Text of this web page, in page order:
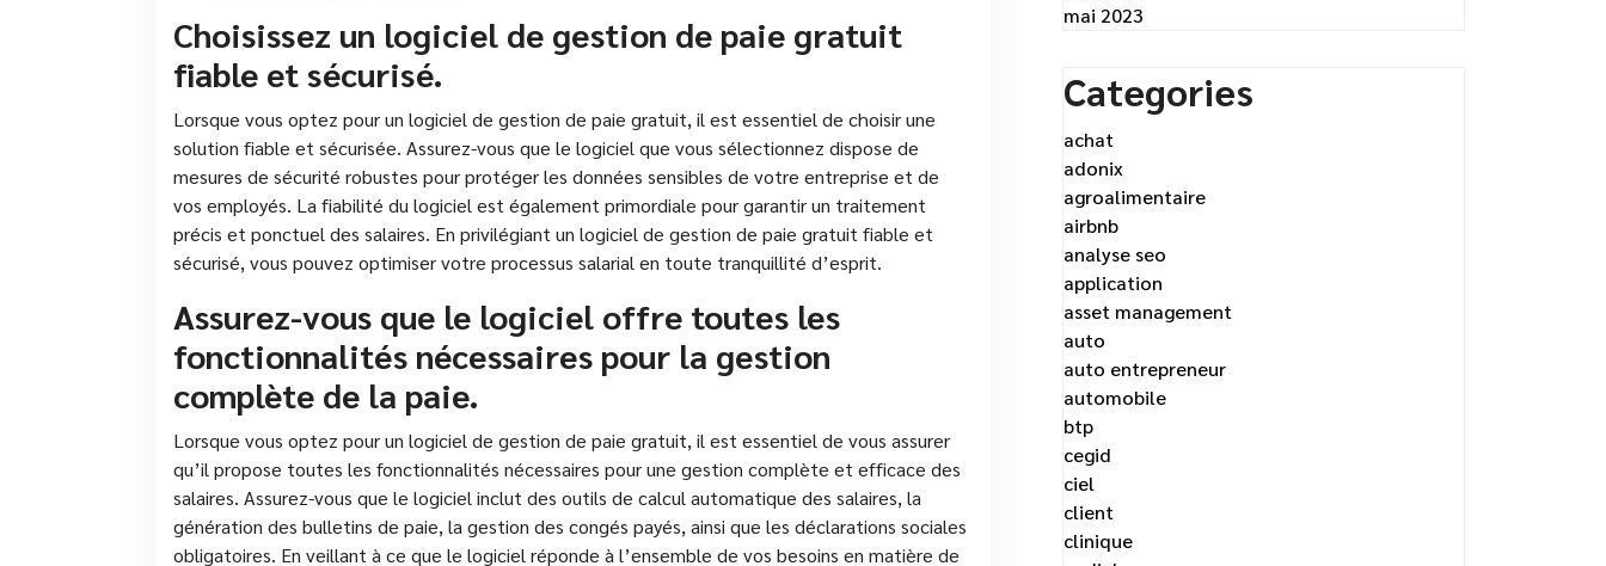
Choisissez un logiciel de gestion de paie gratuit
fiable et sécurisé.
Lorsque vous optez pour un logiciel de gestion de paie gratuit, il est essentiel de choisir une
solution fiable et sécurisée. Assurez-vous que le logiciel que vous sélectionnez dispose de
mesures de sécurité robustes pour protéger les données sensibles de votre entreprise et de
vos employés. La fiabilité du logiciel est également primordiale pour garantir un traitement
précis et ponctuel des salaires. En privilégiant un logiciel de gestion de paie gratuit fiable et
sécurisé, vous pouvez optimiser votre processus salarial en toute tranquillité d’esprit.
Assurez-vous que le logiciel offre toutes les
fonctionnalités nécessaires pour la gestion
complète de la paie.
Lorsque vous optez pour un logiciel de gestion de paie gratuit, il est essentiel de vous assurer
qu’il propose toutes les fonctionnalités nécessaires pour une gestion complète et efficace des
salaires. Assurez-vous que le logiciel inclut des outils de calcul automatique des salaires, la
génération des bulletins de paie, la gestion des congés payés, ainsi que les déclarations sociales
obligatoires. En veillant à ce que le logiciel réponde à l’ensemble de vos besoins en matière de
mai 2023
Categories
achat
adonix
agroalimentaire
airbnb
analyse seo
application
asset management
auto
auto entrepreneur
automobile
btp
cegid
ciel
client
clinique